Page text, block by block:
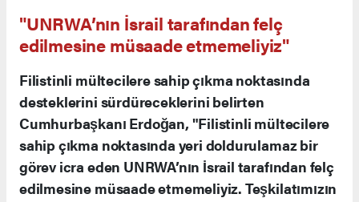
"UNRWA’nın İsrail tarafından felç
edilmesine müsaade etmemeliyiz"
Filistinli mültecilere sahip çıkma noktasında
desteklerini sürdüreceklerini belirten
Cumhurbaşkanı Erdoğan, "Filistinli mültecilere
sahip çıkma noktasında yeri doldurulamaz bir
görev icra eden UNRWA’nın İsrail tarafından felç
edilmesine müsaade etmemeliyiz. Teşkilatımızın